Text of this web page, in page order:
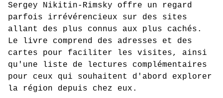
Sergey Nikitin-Rimsky offre un regard
parfois irrévérencieux sur des sites
allant des plus connus aux plus cachés.
Le livre comprend des adresses et des
cartes pour faciliter les visites, ainsi
qu'une liste de lectures complémentaires
pour ceux qui souhaitent d'abord explorer
la région depuis chez eux.